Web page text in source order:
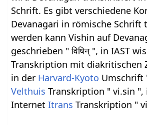
Schrift. Es gibt verschiedene
Devanagari in römische Schrift
werden kann Vishin auf
geschrieben " विषिन् ", in IAST
Transkription mit diakritischen
in der Harvard-Kyoto Umschrift
Velthuis Transkription " vi.sin
InternetItrans Transkription "